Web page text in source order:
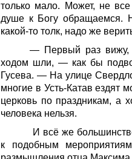
только мало. Может, не
душе к Богу обращаемся.
какой-то толк, надо же
— Первый раз вижу,
ходом шли, — как бы
Гусева. — На улице
многие в Усть-Катав ездят
церковь по праздникам, а
человека нельзя.
И всё же
к подобным